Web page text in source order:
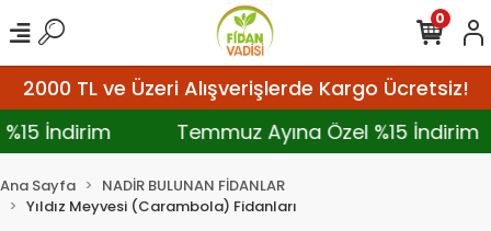
2000 TL ve Üzeri Alışverişlerde Kargo Ücretsiz!
İndirim
Temmuz Ayına Özel %15 İndirim
0
Ana Sayfa
NADİR BULUNAN FİDANLAR
Yıldız Meyvesi (Carambola) Fidanları